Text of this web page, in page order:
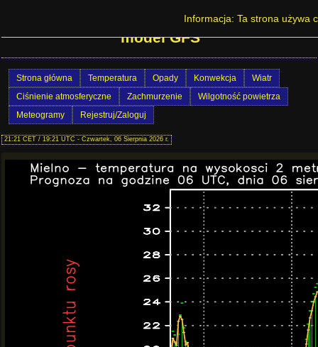
Prognoza pogody w Polsce - Mielno -
model GFS
Strona główna Temperatura Opady Konwekcja
Wiatr
Ciśnienie atmosferyczne
Zachmurzenie
Wilgotność powietrza
Meteogramy
Rejestruj/Zaloguj
21:21 CET / 19:21 UTC - Czwartek, 06 Sierpnia 2026 r.
Informacja: Ta strona używa